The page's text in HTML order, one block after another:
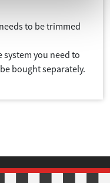
to be trimmed
you need to
bought separately.